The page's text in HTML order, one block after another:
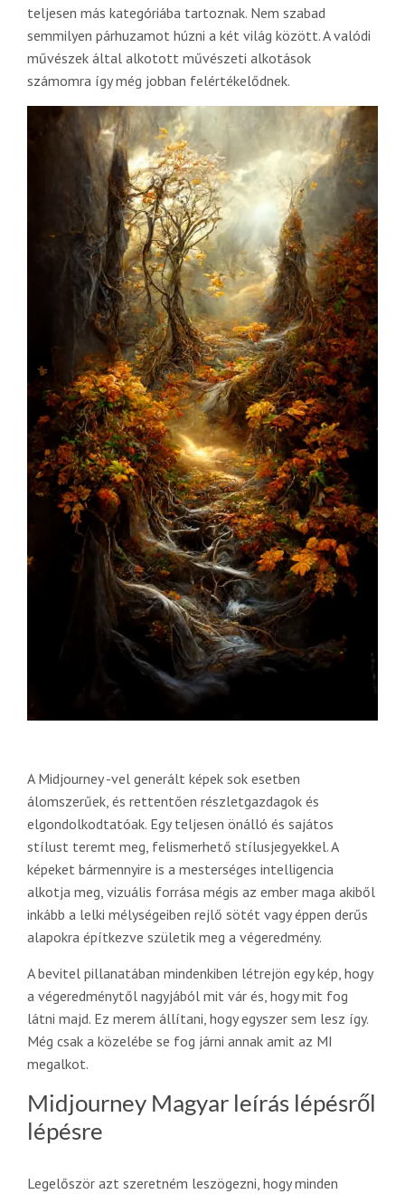
teljesen más kategóriába tartoznak. Nem szabad
semmilyen párhuzamot húzni a két világ között. A valódi
művészek által alkotott művészeti alkotások
számomra így még jobban felértékelődnek.
A Midjourney -vel generált képek sok esetben
álomszerűek, és rettentően részletgazdagok és
elgondolkodtatóak. Egy teljesen önálló és sajátos
stílust teremt meg, felismerhető stílusjegyekkel. A
képeket bármennyire is a mesterséges intelligencia
alkotja meg, vizuális forrása mégis az ember maga akiből
inkább a lelki mélységeiben rejlő sötét vagy éppen derűs
alapokra építkezve születik meg a végeredmény.
A bevitel pillanatában mindenkiben létrejön egy kép, hogy
a végeredménytől nagyjából mit vár és, hogy mit fog
látni majd. Ez merem állítani, hogy egyszer sem lesz így.
Még csak a közelébe se fog járni annak amit az MI
megalkot.
Midjourney Magyar leírás lépésről
lépésre
Legelőször azt szeretném leszögezni, hogy minden